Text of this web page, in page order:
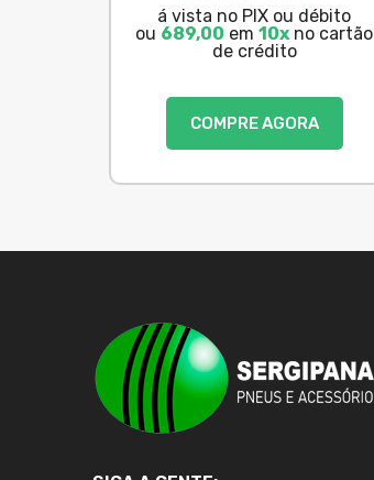
á vista no PIX ou débito
ou 689,00 em 10x no cartão
de crédito
COMPRE AGORA